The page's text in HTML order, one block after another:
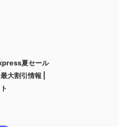
夏セール
大割引情報 |